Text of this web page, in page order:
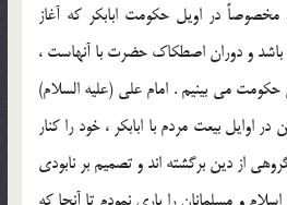
در اويل حكومت ابابكر كه آغاز
و دوران اصطكاك حضرت با آنهاست ،
مي بينيم . امام علي (علیه السلام)
اوايل بيعت مردم با ابابكر ، خود را كنار
از دين برگشته اند و تصميم بر نابودي